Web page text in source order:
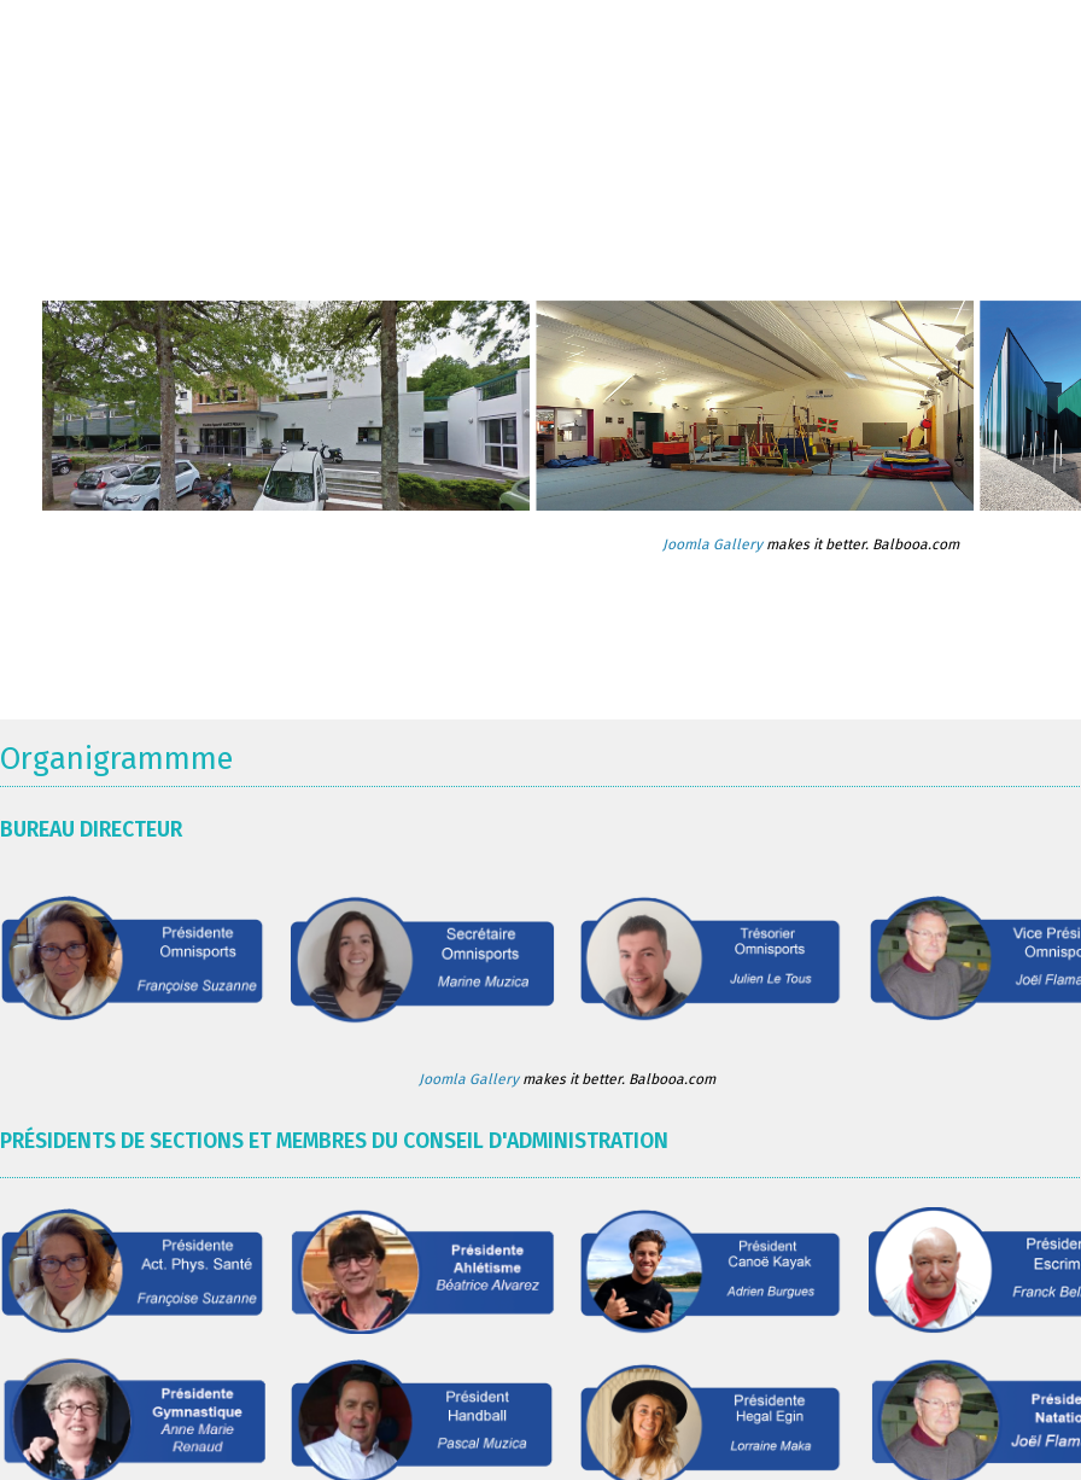
Joomla Gallerymakes it better. Balbooa.com
Organigrammme
BUREAU DIRECTEUR
Joomla Gallerymakes it better. Balbooa.com
PRÉSIDENTS DE SECTIONS ET MEMBRES DU CONSEIL D'ADMINISTRATION